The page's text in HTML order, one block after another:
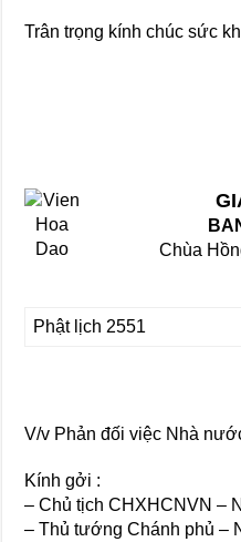
Trân trọng kính chúc sức
Chùa
Phật lịch 2551
V/v Phản đối việc Nhà
Kính gởi :
– Chủ tịch CHXHCNVN –
– Thủ tướng Chánh phủ –